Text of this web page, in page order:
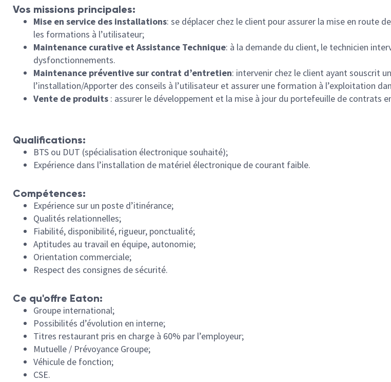
Vos missions principales:
Mise en service des installations: se déplacer chez le client pour assurer la mise en route
les formations à l’utilisateur;
Maintenance curative et Assistance Technique: à la demande du client, le technicien
dysfonctionnements.
Maintenance préventive sur contrat d’entretien: intervenir chez le client ayant souscrit
l’installation/Apporter des conseils à l’utilisateur et assurer une formation à l’exploitation
Vente de produits : assurer le développement et la mise à jour du portefeuille de contrats
Qualifications:
BTS ou DUT (spécialisation électronique souhaité);
Expérience dans l’installation de matériel électronique de courant faible.
Compétences:
Expérience sur un poste d’itinérance;
Qualités relationnelles;
Fiabilité, disponibilité, rigueur, ponctualité;
Aptitudes au travail en équipe, autonomie;
Orientation commerciale;
Respect des consignes de sécurité.
Ce qu'offre Eaton:
Groupe international;
Possibilités d’évolution en interne;
Titres restaurant pris en charge à 60% par l’employeur;
Mutuelle / Prévoyance Groupe;
Véhicule de fonction;
CSE.